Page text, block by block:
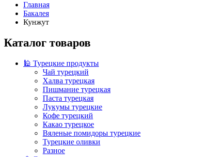
Главная
Бакалея
Кунжут
Каталог товаров
🕌 Турецкие продукты
Чай турецкий
Халва турецкая
Пишмание турецкая
Паста турецкая
Лукумы турецкие
Кофе турецкий
Какао турецкое
Вяленые помидоры турецкие
Турецкие оливки
Разное